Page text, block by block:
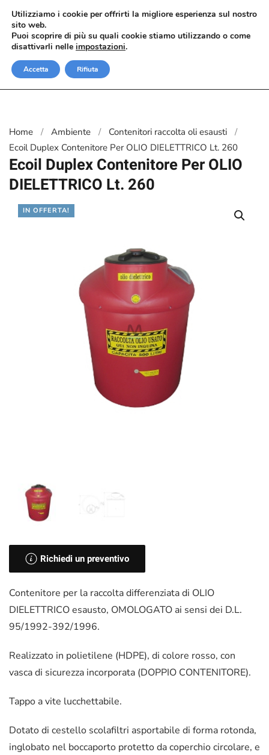
Passa al contenuto principale
Home Ambiente
Contenitori raccolta oli esausti
Ecoil Duplex Contenitore Per OLIO DIELETTRICO Lt. 260
Ecoil Duplex Contenitore Per OLIO
DIELETTRICO Lt. 260
IN OFFERTA!
Richiedi un preventivo
Contenitore per la raccolta differenziata di OLIO
DIELETTRICO esausto, OMOLOGATO ai sensi dei D.L.
95/1992-392/1996.
Realizzato in polietilene (HDPE), di colore rosso, con
vasca di sicurezza incorporata (DOPPIO CONTENITORE).
Tappo a vite lucchettabile.
Dotato di cestello scolafiltri asportabile di forma rotonda,
inglobato nel boccaporto protetto da coperchio circolare, e
Utilizziamo i cookie per offrirti la migliore esperienza sul nostro
sito web.
Puoi scoprire di più su quali cookie stiamo utilizzando o come
disattivarli nelle impostazioni.
Accetta Rifiuta